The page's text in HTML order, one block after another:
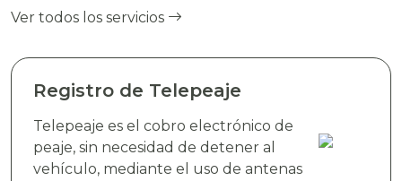
Ver todos los servicios
Registro de Telepeaje
Telepeaje es el cobro electrónico de
peaje, sin necesidad de detener al
vehículo, mediante el uso de antenas